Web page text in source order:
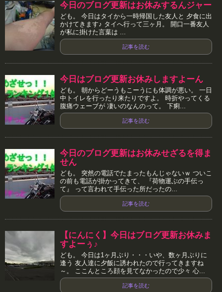
今日のブログ更新はお休みするんジャー
ども。 今日はタイから一時帰国した友人と 夕食に出
かけてきます♪ タイへ行って三ヶ月。 開口一番友人
が私に掛けた言葉は ...
記事を読む
今日はブログ更新お休みしますよーん
ども。 朝からどーうもこーうにも体調が悪い。 一日
中トイレを行ったり来たりですよ。 時折やってくる
腹痛ウェーブが 凄いのなんのって。 下痢...
記事を読む
今日のブログ更新はお休みせざるを得ま
せん
ども。 突然の電話でたまったもんじゃないｗ ついこ
の前も電話が掛かってきて、 『荷物運ぶの手伝っ
て』 って言われて手伝った所だったの...
記事を読む
【にんにく】今日はブログ更新お休みま
すよーぅ♪
ども。 今日は1ヶ月ぶり・・・いや、数ヶ月ぶりに
逢う 友人達に夕飯に誘われたので行ってきますね
～。 ここんところ顔を見てなかったので少々 心...
記事を読む